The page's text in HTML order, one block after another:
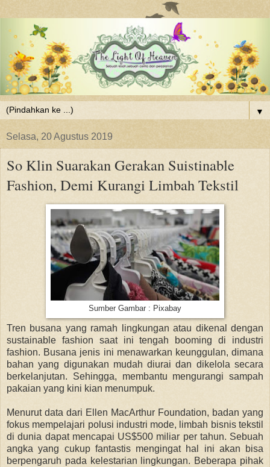
▼
Selasa, 20 Agustus 2019
So Klin Suarakan Gerakan Suistinable
Fashion, Demi Kurangi Limbah Tekstil
Sumber Gambar : Pixabay
Tren busana yang ramah lingkungan atau dikenal dengan
sustainable fashion saat ini tengah booming di industri
fashion. Busana jenis ini menawarkan keunggulan, dimana
bahan yang digunakan mudah diurai dan dikelola secara
berkelanjutan. Sehingga, membantu mengurangi sampah
pakaian yang kini kian menumpuk.
Menurut data dari Ellen MacArthur Foundation, badan yang
fokus mempelajari polusi industri mode, limbah bisnis tekstil
di dunia dapat mencapai US$500 miliar per tahun. Sebuah
angka yang cukup fantastis mengingat hal ini akan bisa
berpengaruh pada kelestarian lingkungan. Beberapa pihak